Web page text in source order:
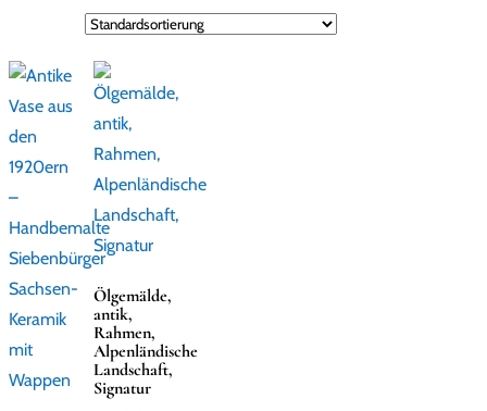
Ölgemälde,
antik,
Rahmen,
Alpenländische
Landschaft,
Signatur